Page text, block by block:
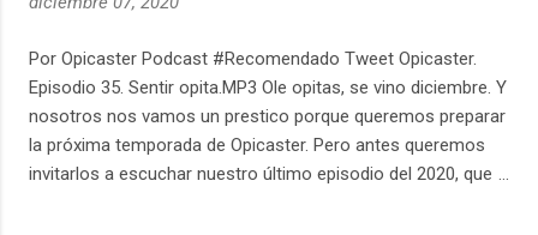
Por Opicaster Podcast #Recomendado Tweet Opicaster.
Episodio 35. Sentir opita.MP3 Ole opitas, se vino diciembre. Y
nosotros nos vamos un prestico porque queremos preparar
la próxima temporada de Opicaster. Pero antes queremos
invitarlos a escuchar nuestro último episodio del 2020, que